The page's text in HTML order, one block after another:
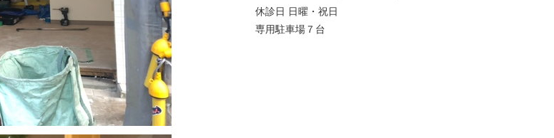
休診日 日曜・祝日
専用駐車場７台